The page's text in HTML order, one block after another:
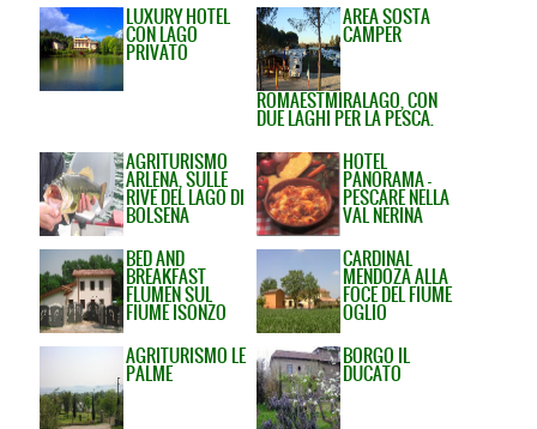
LUXURY HOTEL
CON LAGO
PRIVATO
AREA SOSTA
CAMPER
ROMAESTMIRALAGO, CON
DUE LAGHI PER LA PESCA.
AGRITURISMO
ARLENA, SULLE
RIVE DEL LAGO DI
BOLSENA
HOTEL
PANORAMA -
PESCARE NELLA
VAL NERINA
BED AND
BREAKFAST
FLUMEN SUL
FIUME ISONZO
CARDINAL
MENDOZA ALLA
FOCE DEL FIUME
OGLIO
AGRITURISMO LE
PALME
BORGO IL
DUCATO